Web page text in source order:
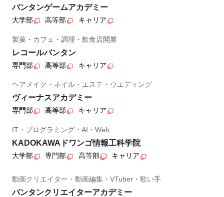
バンタンゲームアカデミー
大学部 高等部 キャリア
製菓・カフェ・調理・飲食店開業
レコールバンタン
専門部 高等部 キャリア
ヘアメイク・ネイル・エステ・ウエディング
ヴィーナスアカデミー
専門部 高等部 キャリア
IT・プログラミング・AI・Web
KADOKAWAドワンゴ情報工科学院
大学部 専門部 高等部 キャリア
動画クリエイター・動画編集・VTuber・歌い手
バンタンクリエイターアカデミー